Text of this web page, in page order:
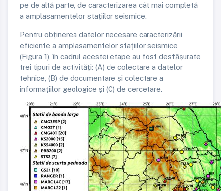
pe de altă parte, de caracterizarea cât mai completă
a amplasamentelor stațiilor seismice.
Pentru obținerea datelor necesare caracterizării
eficiente a amplasamentelor stațiilor seismice
(Figura 1), în cadrul acestei etape au fost desfășurate
trei tipuri de activități: (A) de colectare a datelor
tehnice, (B) de documentare și colectare a
informațiilor geologice și (C) de cercetare.